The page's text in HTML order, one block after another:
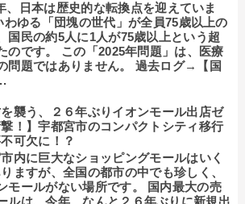
、日本は歴史的な転換点を迎えていま
わゆる「団塊の世代」が全員75歳以上の
国民の約5人に1人が75歳以上という超
のです。 この「2025年問題」は、医療
問題ではありません。 過去ログ→【国
を襲う、２６年ぶりイオンモール出店ゼ
！】宇都宮市のコンパクトシティ移行
可欠に！？
内に巨大なショッピングモールはいく
ますが、全国の都市の中でも珍しく、
モールがない場所です。 国内最大の売